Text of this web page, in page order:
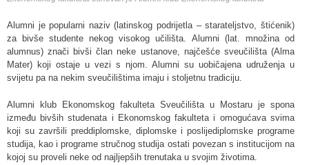
Alumni je popularni naziv (latinskog podrijetla – starateljstvo, štićenik)
za bivše studente nekog visokog učilišta. Alumni (lat. množina od
alumnus) znači bivši član neke ustanove, najčešće sveučilišta (Alma
Mater) koji ostaje u vezi s njom. Alumni su uobičajena udruženja u
svijetu pa na nekim sveučilištima imaju i stoljetnu tradiciju.
Alumni klub Ekonomskog fakulteta Sveučilišta u Mostaru je spona
između bivših studenata i Ekonomskog fakulteta i omogućava svima
koji su završili preddiplomske, diplomske i poslijediplomske programe
studija, kao i programe stručnog studija ostati povezan s institucijom na
kojoj su proveli neke od najljepših trenutaka u svojim životima.